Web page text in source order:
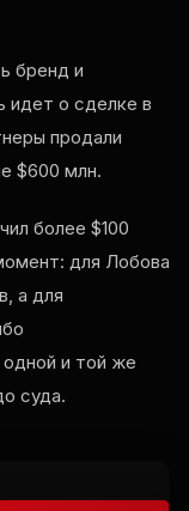
бренд и
идет о сделке в
продали
$600 млн.
более $100
для Лобова
а для
и той же
суда.